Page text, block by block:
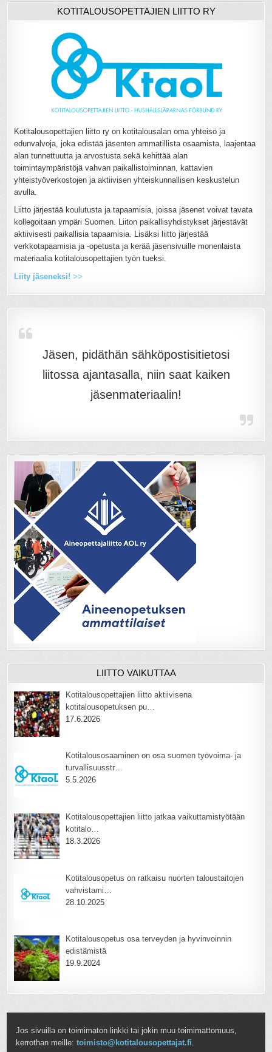
KOTITALOUSOPETTAJIEN LIITTO RY
Kotitalousopettajien liitto ry on kotitalousalan oma yhteisö ja
edunvalvoja, joka edistää jäsenten ammatillista osaamista, laajentaa
alan tunnettuutta ja arvostusta sekä kehittää alan
toimintaympäristöjä vahvan paikallistoiminnan, kattavien
yhteistyöverkostojen ja aktiivisen yhteiskunnallisen keskustelun
avulla.
Liitto järjestää koulutusta ja tapaamisia, joissa jäsenet voivat tavata
kollegoitaan ympäri Suomen. Liiton paikallisyhdistykset järjestävät
aktiivisesti paikallisia tapaamisia. Lisäksi liitto järjestää
verkkotapaamisia ja -opetusta ja kerää jäsensivuille monenlaista
materiaalia kotitalousopettajien työn tueksi.
Liity jäseneksi! >>
Jäsen, pidäthän sähköpostisitietosi
liitossa ajantasalla, niin saat kaiken
jäsenmateriaalin!
LIITTO VAIKUTTAA
Kotitalousopettajien liitto aktiivisena
kotitalousopetuksen pu…
17.6.2026
Kotitalousosaaminen on osa suomen työvoima- ja
turvallisuusstr…
5.5.2026
Kotitalousopettajien liitto jatkaa vaikuttamistyötään
kotitalo…
18.3.2026
Kotitalousopetus on ratkaisu nuorten taloustaitojen
vahvistami…
28.10.2025
Kotitalousopetus osa terveyden ja hyvinvoinnin
edistämistä
19.9.2024
Jos sivuilla on toimimaton linkki tai jokin muu toimimattomuus,
kerrothan meille:toimisto@kotitalousopettajat.fi